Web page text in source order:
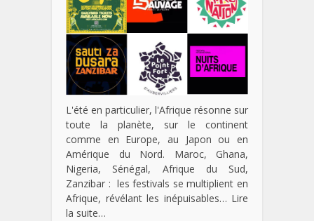
L'été en particulier, l'Afrique résonne sur
toute la planète, sur le continent
comme en Europe, au Japon ou en
Amérique du Nord. Maroc, Ghana,
Nigeria, Sénégal, Afrique du Sud,
Zanzibar : les festivals se multiplient en
Afrique, révélant les inépuisables… Lire
la suite…